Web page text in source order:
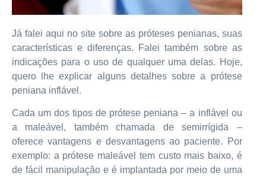
Já falei aqui no site sobre as próteses penianas, suas
características e diferenças. Falei também sobre as
indicações para o uso de qualquer uma delas. Hoje,
quero lhe explicar alguns detalhes sobre a prótese
peniana inflável.
Cada um dos tipos de prótese peniana – a inflável ou
a maleável, também chamada de semirrígida –
oferece vantagens e desvantagens ao paciente. Por
exemplo: a prótese maleável tem custo mais baixo, é
de fácil manipulação e é implantada por meio de uma